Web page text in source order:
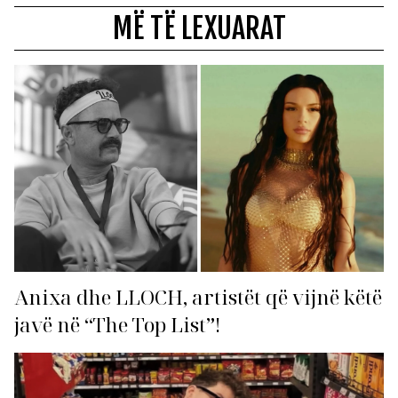
MË TË LEXUARAT
Anixa dhe LLOCH, artistët që vijnë këtë
javë në “The Top List”!